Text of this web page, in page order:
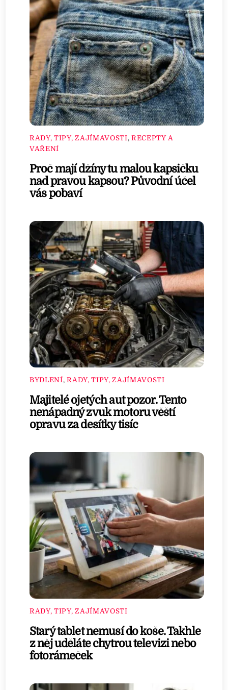
RADY, TIPY, ZAJÍMAVOSTI, RECEPTY A
VAŘENÍ
Proč mají džíny tu malou kapsičku
nad pravou kapsou? Původní účel
vás pobaví
BYDLENÍ,RADY, TIPY, ZAJÍMAVOSTI
Majitelé ojetých aut pozor. Tento
nenápadný zvuk motoru věští
opravu za desítky tisíc
RADY, TIPY, ZAJÍMAVOSTI
Starý tablet nemusí do koše. Takhle
z něj uděláte chytrou televizi nebo
fotorámeček